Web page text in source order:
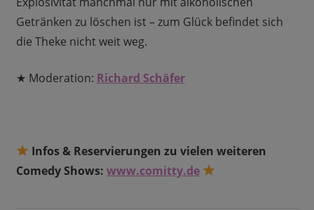
Getränken zu löschen ist – zum Glück befindet sich
die Theke nicht weit weg.
★ Moderation: Richard Schäfer
Infos & Reservierungen zu vielen weiteren
Comedy Shows: www.comitty.de